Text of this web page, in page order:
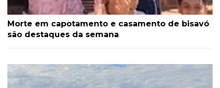
Morte em capotamento e casamento de bisavó
são destaques da semana